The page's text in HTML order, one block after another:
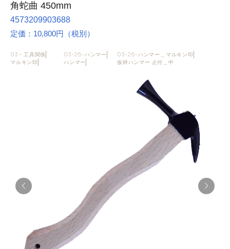
金井産業の強み
お問い合わせはこちら
角蛇曲 450mm
4573209903688
定価：10,800円（税別）
03 – 工具関係 03-26-ハンマー
03-26-ハンマー＿マルキン印
マルキン印
ハンマー 仮枠ハンマー 止付＿中